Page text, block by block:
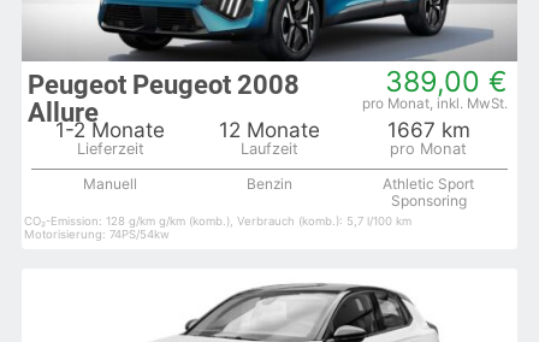
389,00 €
Peugeot Peugeot 2008
Allure
1-2 Monate 12 Monate 1667 km
Manuell Benzin
Athletic Sport
Sponsoring
CO₂-Emission: 128 g/km g/km (komb.), Verbrauch (komb.): 5,7 l/100 km
Motorisierung: 74PS/54kw